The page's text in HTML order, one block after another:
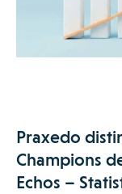
Praxedo
Champions
Echos –